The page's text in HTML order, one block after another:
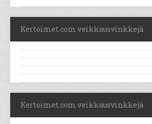
Kertoimet.com veikkausvinkkejä
Kertoimet.com veikkausvinkkejä